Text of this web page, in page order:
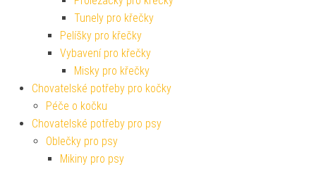
Tunely pro křečky
Pelíšky pro křečky
Vybavení pro křečky
Misky pro křečky
Chovatelské potřeby pro kočky
Péče o kočku
Chovatelské potřeby pro psy
Oblečky pro psy
Mikiny pro psy